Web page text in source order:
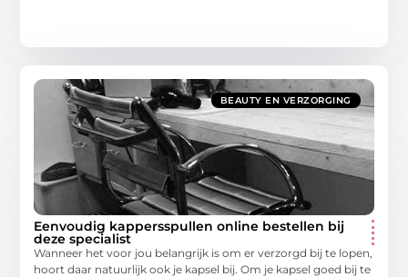
BEAUTY EN VERZORGING
Eenvoudig kappersspullen online bestellen bij
deze specialist
Wanneer het voor jou belangrijk is om er verzorgd bij te lopen,
hoort daar natuurlijk ook je kapsel bij. Om je kapsel goed bij te